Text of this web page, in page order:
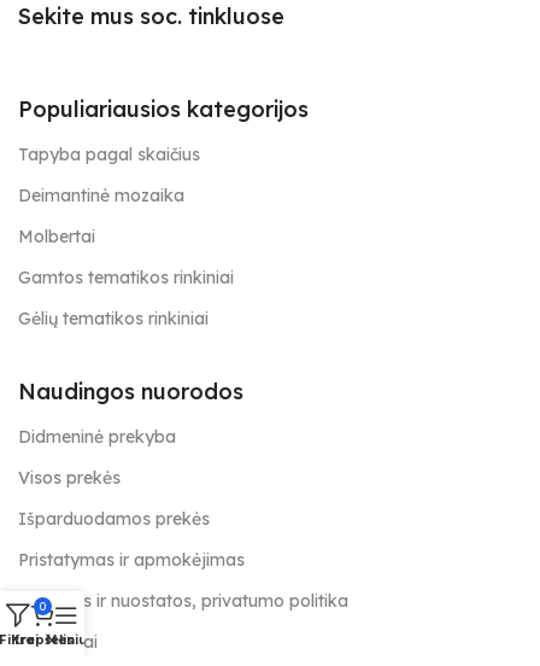
Sekite mus soc. tinkluose
Populiariausios kategorijos
Tapyba pagal skaičius
Deimantinė mozaika
Molbertai
Gamtos tematikos rinkiniai
Gėlių tematikos rinkiniai
Naudingos nuorodos
Didmeninė prekyba
Visos prekės
Išparduodamos prekės
Pristatymas ir apmokėjimas
Taisyklės ir nuostatos, privatumo politika
Kontaktai
0
Krepšelis
Meniu